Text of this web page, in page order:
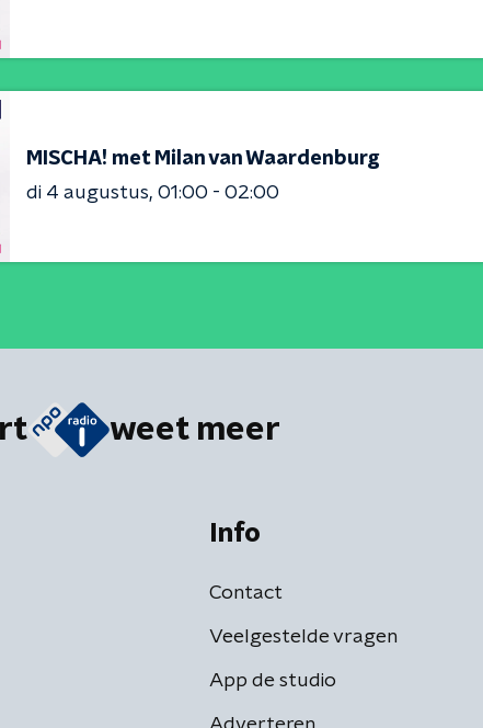
MISCHA! met Milan van Waardenburg
di 4 augustus 01:00 - 02:00
weet meer
Info
Contact
Veelgestelde vragen
App de studio